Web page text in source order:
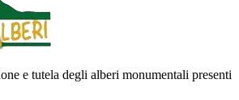
e tutela degli alberi monumentali presenti